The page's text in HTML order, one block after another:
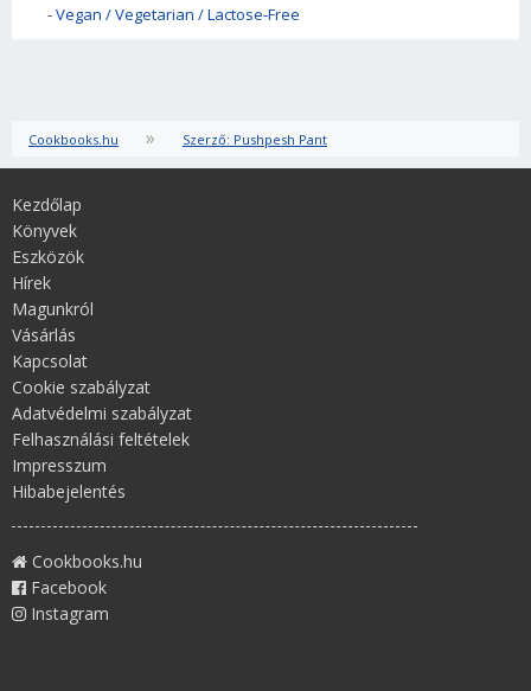
-Vegan / Vegetarian / Lactose-Free
Cookbooks.hu » Szerző: Pushpesh Pant
Kezdőlap
Könyvek
Eszközök
Hírek
Magunkról
Vásárlás
Kapcsolat
Cookie szabályzat
Adatvédelmi szabályzat
Felhasználási feltételek
Impresszum
Hibabejelentés
Cookbooks.hu
Facebook
Instagram